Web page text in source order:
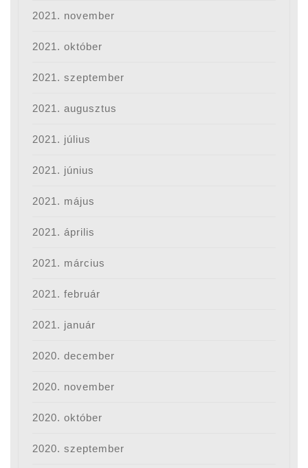
2021. november
2021. október
2021. szeptember
2021. augusztus
2021. július
2021. június
2021. május
2021. április
2021. március
2021. február
2021. január
2020. december
2020. november
2020. október
2020. szeptember